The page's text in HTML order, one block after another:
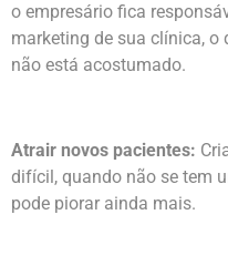
o empresário fica
marketing de sua clínica, o
não está acostumado.
Atrair novos pacientes:
difícil, quando não se tem
pode piorar ainda mais.